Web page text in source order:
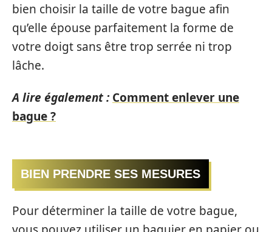
bien choisir la taille de votre bague afin
qu’elle épouse parfaitement la forme de
votre doigt sans être trop serrée ni trop
lâche.
A lire également : Comment enlever une
bague ?
BIEN PRENDRE SES MESURES
Pour déterminer la taille de votre bague,